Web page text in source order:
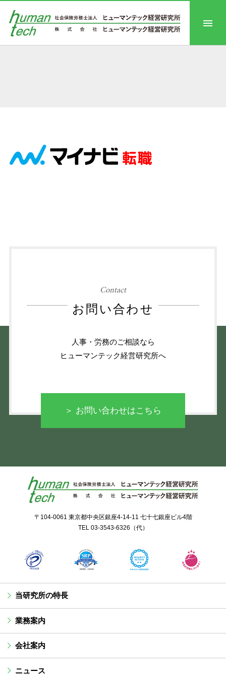
Contact
お問い合わせ
人事・労務のご相談なら
ヒューマンテック経営研究所へ
＞ お問い合わせはこちら
〒104-0061 東京都中央区銀座4-14-11 七十七銀座ビル4階
TEL 03-3543-6326 （代）
当研究所の特長
業務案内
会社案内
ニュース